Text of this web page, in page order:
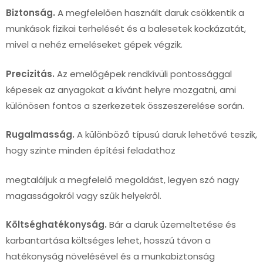
Biztonság. A megfelelően használt daruk csökkentik a
munkások fizikai terhelését és a balesetek kockázatát,
mivel a nehéz emeléseket gépek végzik.
Precizitás. Az emelőgépek rendkívüli pontossággal
képesek az anyagokat a kívánt helyre mozgatni, ami
különösen fontos a szerkezetek összeszerelése során.
Rugalmasság. A különböző típusú daruk lehetővé teszik,
hogy szinte minden építési feladathoz
megtaláljuk a megfelelő megoldást, legyen szó nagy
magasságokról vagy szűk helyekről.
Költséghatékonyság. Bár a daruk üzemeltetése és
karbantartása költséges lehet, hosszú távon a
hatékonyság növelésével és a munkabiztonság